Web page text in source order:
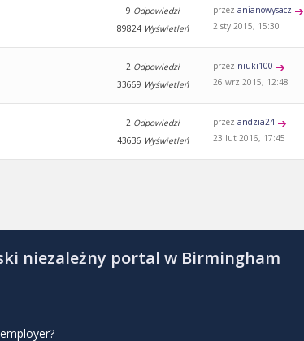
9 Odpowiedzi
89824 Wyświetleń
przezanianowysacz
2 sty 2015, 15:30
2 Odpowiedzi
33669 Wyświetleń
przez niuki100
26 wrz 2015, 12:48
2 Odpowiedzi
43636 Wyświetleń
przezandzia24
23 lut 2016, 17:45
niezależny portal w Birmingham